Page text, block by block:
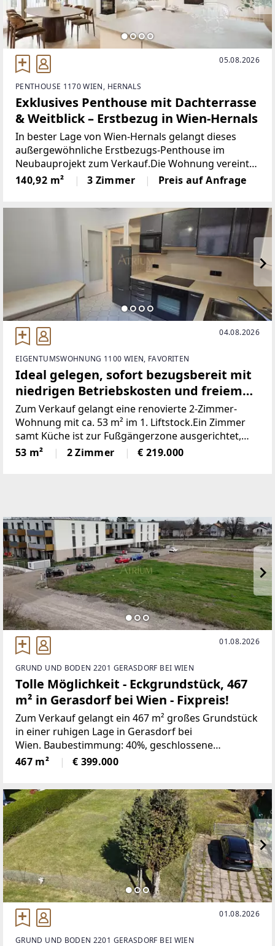
05.08.2026
PENTHOUSE 1170 WIEN, HERNALS
Exklusives Penthouse mit Dachterrasse
& Weitblick – Erstbezug in Wien-Hernals
In bester Lage von Wien-Hernals gelangt dieses
außergewöhnliche Erstbezugs-Penthouse im
Neubauprojekt zum Verkauf.Die Wohnung vereint
modernes Design, hochwertige Ausstattung und
nachhaltige Haustechnik auf höchstem Niveau.Auf
140,92 m² 3 Zimmer Preis auf Anfrage
04.08.2026
EIGENTUMSWOHNUNG 1100 WIEN, FAVORITEN
Ideal gelegen, sofort bezugsbereit mit
niedrigen Betriebskosten und freiem
Mietzins!
Zum Verkauf gelangt eine renovierte 2-Zimmer-
Wohnung mit ca. 53 m² im 1. Liftstock.Ein Zimmer
samt Küche ist zur Fußgängerzone ausgerichtet,
das zweite Zimmer bietet Ruhe mit Blick in den
begrünten Innenhof.✔️ Ideale Starterwohnung oder
53 m² 2 Zimmer € 219.000
01.08.2026
GRUND UND BODEN 2201 GERASDORF BEI WIEN
Tolle Möglichkeit - Eckgrundstück, 467
m² in Gerasdorf bei Wien - Fixpreis!
Zum Verkauf gelangt ein 467 m² großes Grundstück
in einer ruhigen Lage in Gerasdorf bei
Wien. Baubestimmung: 40%, geschlossene
Bauweise, Bauklasse NOE: I, II ab 3m von der Straße
( vordere Baufluchtlinie ), Höhe max. 8m.Ca.
467 m² € 399.000
01.08.2026
GRUND UND BODEN 2201 GERASDORF BEI WIEN